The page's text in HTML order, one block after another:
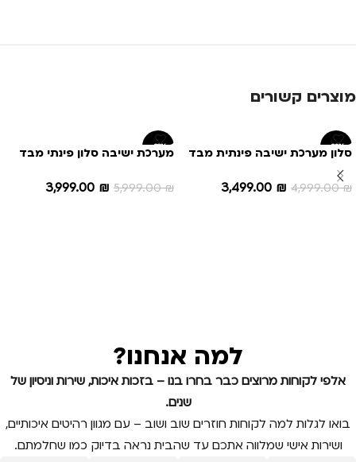
מוצרים קשורים
-30%
סלון מערכת ישיבה פינתית מבד
דגם בוורלי
4,999.00₪
3,499.00 ₪
-33%
מערכת ישיבה סלון פינתי מבד
5,999.00₪
3,999.00 ₪
למה אנחנו?
אלפי לקוחות מרוצים כבר בחרו בנו – בזכות איכות, שירות וניסיון של
שנים.
בואו לגלות למה לקוחות חוזרים שוב ושוב – עם מגוון רהיטים איכותיים,
ושירות אישי שמלווה אתכם עד שהבית נראה בדיוק כמו שחלמתם.